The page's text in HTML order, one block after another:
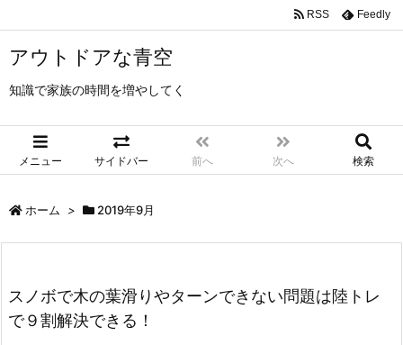
アウトドアな青空
知識で家族の時間を増やしてく
メニュー サイドバー 前へ 次へ 検索
RSS Feedly
ホーム > 2019年9月
スノボで木の葉滑りやターンできない問題は陸トレ
で９割解決できる！